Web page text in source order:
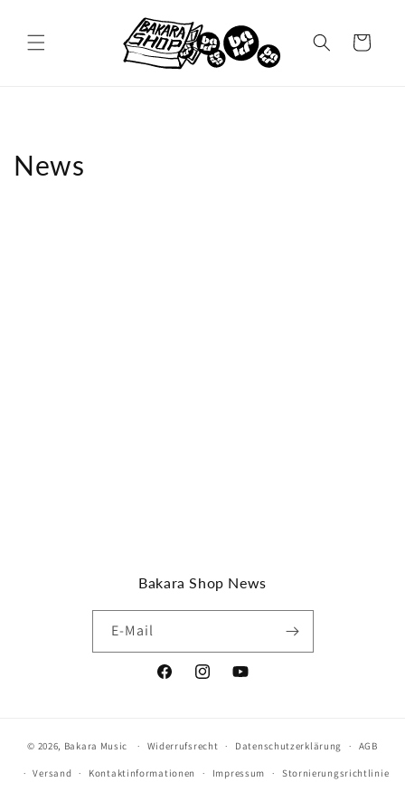
Inhalt
Warenkorb
News
Bakara Shop News
E-Mail
FacebookInstagramYouTube
© 2026, Bakara Music Widerrufsrecht Datenschutzerklärung AGB
Versand Kontaktinformationen Impressum Stornierungsrichtlinie